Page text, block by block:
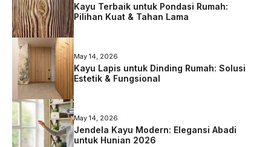
Kayu Terbaik untuk Pondasi Rumah:
Pilihan Kuat & Tahan Lama
May 14, 2026
Kayu Lapis untuk Dinding Rumah: Solusi
Estetik & Fungsional
May 14, 2026
Jendela Kayu Modern: Elegansi Abadi
untuk Hunian 2026